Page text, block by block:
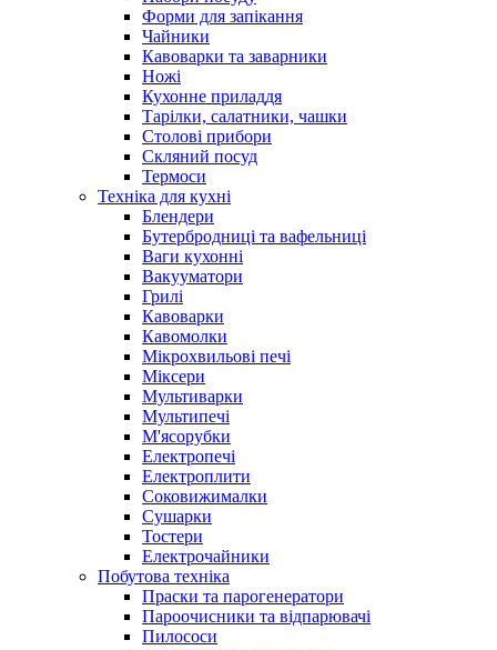
Форми для запікання
Чайники
Кавоварки та заварники
Ножі
Кухонне приладдя
Тарілки, салатники, чашки
Столові прибори
Скляний посуд
Термоси
Техніка для кухні
Блендери
Бутербродниці та вафельниці
Ваги кухонні
Вакууматори
Грилі
Кавоварки
Кавомолки
Мікрохвильові печі
Міксери
Мультиварки
Мультипечі
М'ясорубки
Електропечі
Електроплити
Соковижималки
Сушарки
Тостери
Електрочайники
Побутова техніка
Праски та парогенератори
Пароочисники та відпарювачі
Пилососи